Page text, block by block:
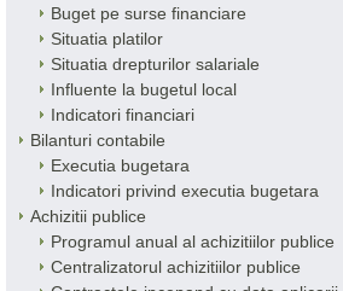
Buget pe surse financiare
Situatia platilor
Situatia drepturilor salariale
Influente la bugetul local
Indicatori financiari
Bilanturi contabile
Executia bugetara
Indicatori privind executia bugetara
Achizitii publice
Programul anual al achizitiilor publice
Centralizatorul achizitiilor publice